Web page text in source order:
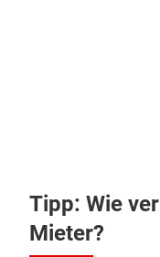
Tipp: Wie
Mieter?